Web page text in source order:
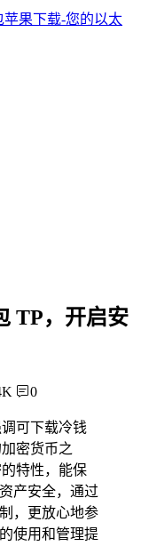
TP，开启安
0
可下载冷钱
密货币之
特性，能保
产安全，通过
，更放心地参
使用和管理提